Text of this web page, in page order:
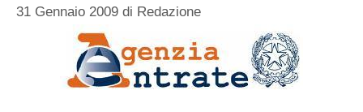
31 Gennaio 2009 di Redazione